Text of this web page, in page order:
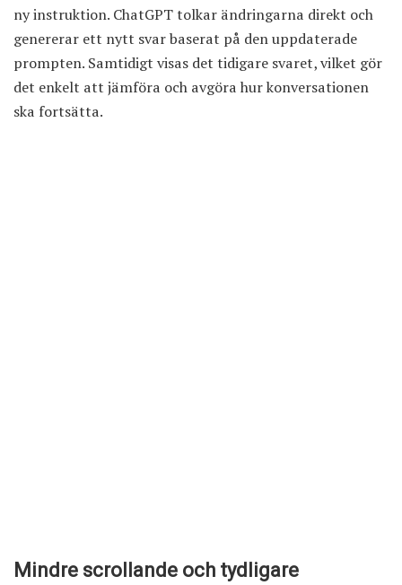
ny instruktion. ChatGPT tolkar ändringarna direkt och
genererar ett nytt svar baserat på den uppdaterade
prompten. Samtidigt visas det tidigare svaret, vilket gör
det enkelt att jämföra och avgöra hur konversationen
ska fortsätta.
Mindre scrollande och tydligare